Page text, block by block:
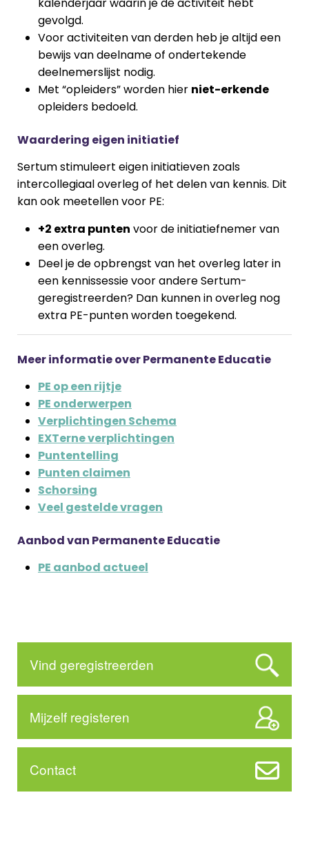
kalenderjaar waarin je de activiteit hebt
gevolgd.
Voor activiteiten van derden heb je altijd een
bewijs van deelname of ondertekende
deelnemerslijst nodig.
Met “opleiders” worden hier niet-erkende
opleiders bedoeld.
Waardering eigen initiatief
Sertum stimuleert eigen initiatieven zoals
intercollegiaal overleg of het delen van kennis. Dit
kan ook meetellen voor PE:
+2 extra punten voor de initiatiefnemer van
een overleg.
Deel je de opbrengst van het overleg later in
een kennissessie voor andere Sertum-
geregistreerden? Dan kunnen in overleg nog
extra PE-punten worden toegekend.
Meer informatie over Permanente Educatie
PE op een rijtje
PE onderwerpen
Verplichtingen Schema
EXTerne verplichtingen
Puntentelling
Punten claimen
Schorsing
Veel gestelde vragen
Aanbod van Permanente Educatie
PE aanbod actueel
Vind geregistreerden
Mijzelf registeren
Contact